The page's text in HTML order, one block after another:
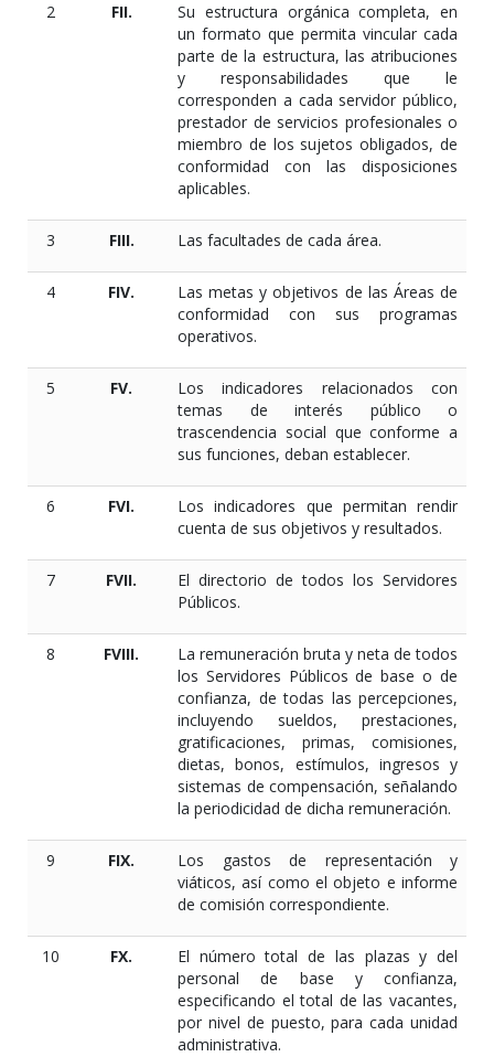
2 FII.
Su estructura orgánica completa, en
un formato que permita vincular cada
parte de la estructura, las atribuciones
y responsabilidades que le
corresponden a cada servidor público,
prestador de servicios profesionales o
miembro de los sujetos obligados, de
conformidad con las disposiciones
aplicables.
3 FIII. Las facultades de cada área.
4 FIV.
Las metas y objetivos de las Áreas de
conformidad con sus programas
operativos.
5 FV.
Los indicadores relacionados con
temas de interés público o
trascendencia social que conforme a
sus funciones, deban establecer.
6 FVI.
Los indicadores que permitan rendir
cuenta de sus objetivos y resultados.
7 FVII.
El directorio de todos los Servidores
Públicos.
8 FVIII.
La remuneración bruta y neta de todos
los Servidores Públicos de base o de
confianza, de todas las percepciones,
incluyendo sueldos, prestaciones,
gratificaciones, primas, comisiones,
dietas, bonos, estímulos, ingresos y
sistemas de compensación, señalando
la periodicidad de dicha remuneración.
9 FIX.
Los gastos de representación y
viáticos, así como el objeto e informe
de comisión correspondiente.
10 FX.
El número total de las plazas y del
personal de base y confianza,
especificando el total de las vacantes,
por nivel de puesto, para cada unidad
administrativa.